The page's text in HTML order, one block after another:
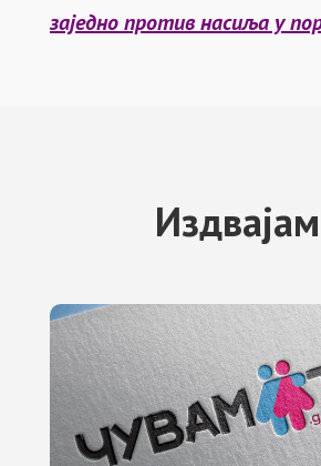
заједно против насиља у